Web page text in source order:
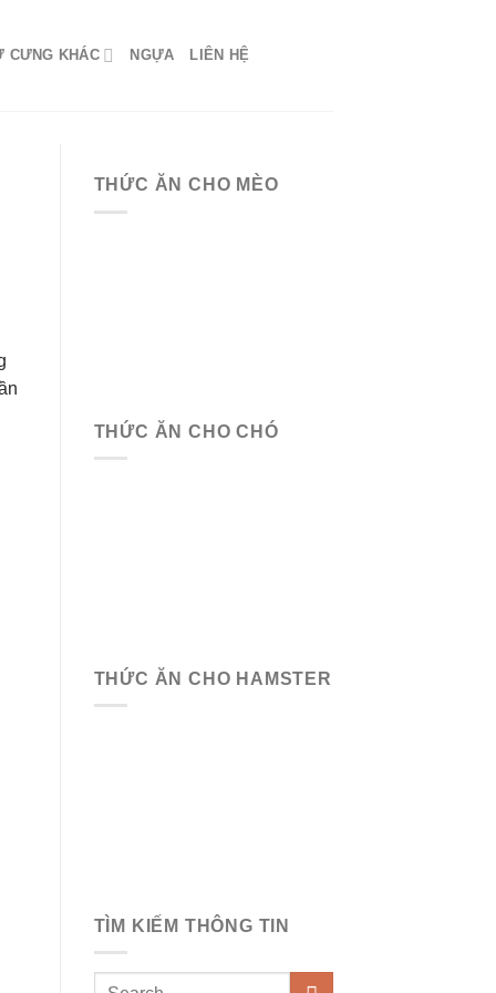
CƯNG KHÁC NGỰA LIÊN HỆ
THỨC ĂN CHO MÈO
THỨC ĂN CHO CHÓ
THỨC ĂN CHO HAMSTER
TÌM KIẾM THÔNG TIN